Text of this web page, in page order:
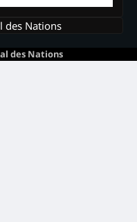
des Nations
des Nations